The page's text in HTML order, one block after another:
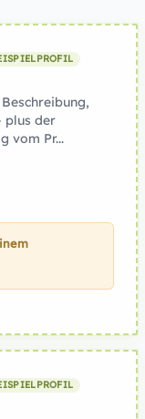
plus der
vom Pr...